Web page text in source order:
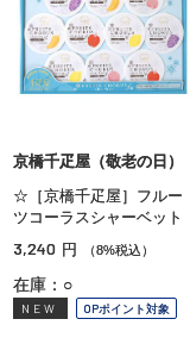
京橋千疋屋（敬老の日）
☆［京橋千疋屋］フルー
ツコーラスシャーベット
3,240 円 （8%税込）
在庫：○
NEW OPポイント対象